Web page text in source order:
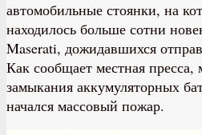
автомобильные стоянки, на
находилось больше сотни
Maserati, дожидавшихся
Как сообщает местная пресса,
замыкания аккумуляторных
начался массовый пожар.